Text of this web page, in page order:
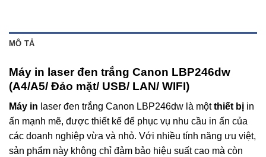
MÔ TẢ
Máy in laser đen trắng Canon LBP246dw
(A4/A5/ Đảo mặt/ USB/ LAN/ WIFI)
Máy in laser đen trắng Canon LBP246dw là mộtthiết bị in
ấn mạnh mẽ, được thiết kế để phục vụ nhu cầu in ấn của
các doanh nghiệp vừa và nhỏ. Với nhiều tính năng ưu việt,
sản phẩm này không chỉ đảm bảo hiệu suất cao mà còn